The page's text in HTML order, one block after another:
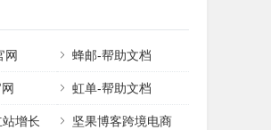
网 蜂邮-帮助文档
虹单-帮助文档
增长 坚果博客跨境电商